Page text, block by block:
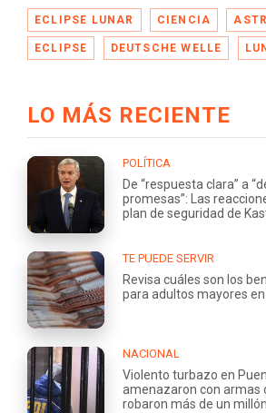
ECLIPSE LUNAR CIENCIA
ECLIPSE DEUTSCHE WELLE
LO MÁS RECIENTE
POLÍTICA
De “respuesta clara” a
promesas”: Las
plan de seguridad de
TE PUEDE SERVIR
Revisa cuáles son los
para adultos mayores en
NACIONAL
Violento turbazo en
amenazaron con armas
robaron más de un